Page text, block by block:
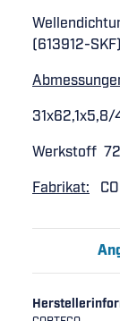
(613912-
31x62,1x5,8/
Werkstoff
Fabrikat: